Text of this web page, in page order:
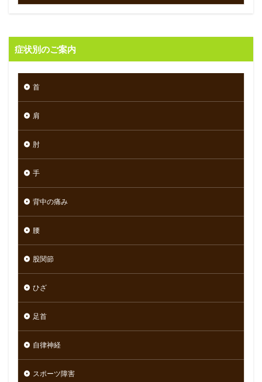
症状別のご案内
首
肩
肘
手
背中の痛み
腰
股関節
ひざ
足首
自律神経
スポーツ障害